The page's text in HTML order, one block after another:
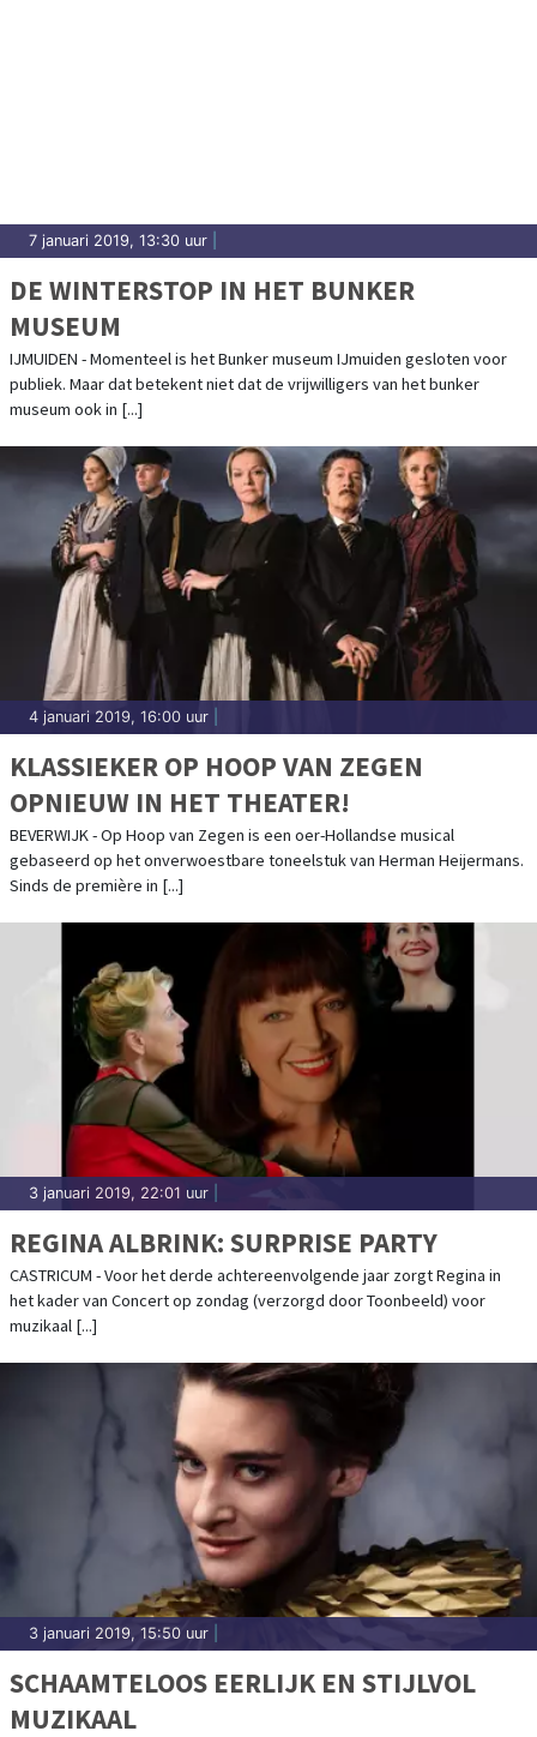
7 januari 2019, 13:30 uur
DE WINTERSTOP IN HET BUNKER
MUSEUM
IJMUIDEN - Momenteel is het Bunker museum IJmuiden gesloten voor
publiek. Maar dat betekent niet dat de vrijwilligers van het bunker
museum ook in [...]
4 januari 2019, 16:00 uur
KLASSIEKER OP HOOP VAN ZEGEN
OPNIEUW IN HET THEATER!
BEVERWIJK - Op Hoop van Zegen is een oer-Hollandse musical
gebaseerd op het onverwoestbare toneelstuk van Herman Heijermans.
Sinds de première in [...]
3 januari 2019, 22:01 uur
REGINA ALBRINK: SURPRISE PARTY
CASTRICUM - Voor het derde achtereenvolgende jaar zorgt Regina in
het kader van Concert op zondag (verzorgd door Toonbeeld) voor
muzikaal [...]
3 januari 2019, 15:50 uur
SCHAAMTELOOS EERLIJK EN STIJLVOL
MUZIKAAL